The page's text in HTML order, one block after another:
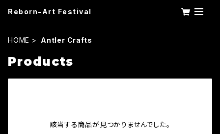
Reborn-Art Festival
HOME Antler Crafts
Products
該当する商品が見つかりませんでした。